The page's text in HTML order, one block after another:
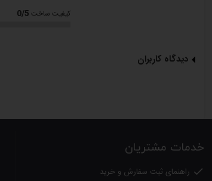
کیفیت ساخت 0/5
دیدگاه کاربران
خدمات مشتریان
 راهنمای ثبت سفارش و خرید